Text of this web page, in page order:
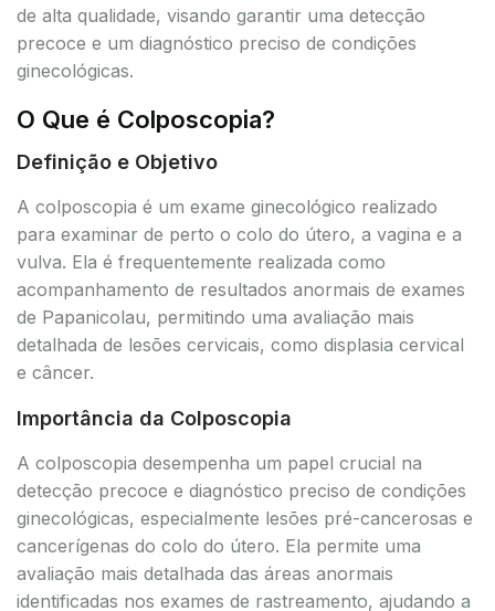
de alta qualidade, visando garantir uma detecção
precoce e um diagnóstico preciso de condições
ginecológicas.
O Que é Colposcopia?
Definição e Objetivo
A colposcopia é um exame ginecológico realizado
para examinar de perto o colo do útero, a vagina e a
vulva. Ela é frequentemente realizada como
acompanhamento de resultados anormais de exames
de Papanicolau, permitindo uma avaliação mais
detalhada de lesões cervicais, como displasia cervical
e câncer.
Importância da Colposcopia
A colposcopia desempenha um papel crucial na
detecção precoce e diagnóstico preciso de condições
ginecológicas, especialmente lesões pré-cancerosas e
cancerígenas do colo do útero. Ela permite uma
avaliação mais detalhada das áreas anormais
identificadas nos exames de rastreamento, ajudando a